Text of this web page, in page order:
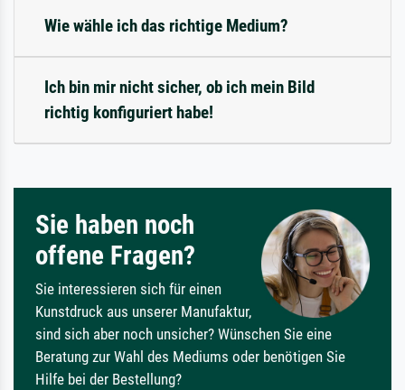
Wie wähle ich das richtige Medium?
Ich bin mir nicht sicher, ob ich mein Bild
richtig konfiguriert habe!
Sie haben noch
offene Fragen?
Sie interessieren sich für einen
Kunstdruck aus unserer Manufaktur,
sind sich aber noch unsicher? Wünschen Sie eine
Beratung zur Wahl des Mediums oder benötigen Sie
Hilfe bei der Bestellung?